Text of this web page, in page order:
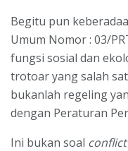
Begitu pun
Umum Nomor : 03/
fungsi sosial dan
trotoar yang salah
bukanlah regeling
dengan Peraturan
Ini bukan soal